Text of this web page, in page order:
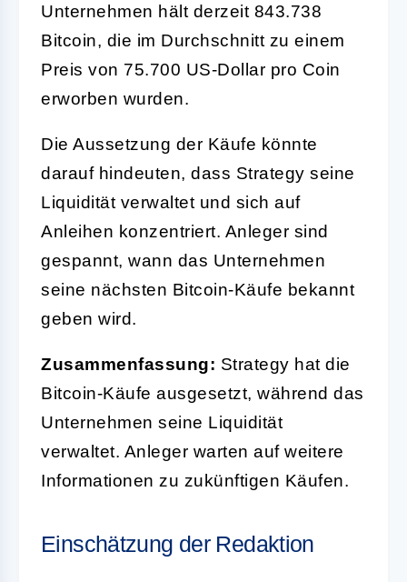
Unternehmen hält derzeit 843.738
Bitcoin, die im Durchschnitt zu einem
Preis von 75.700 US-Dollar pro Coin
erworben wurden.
Die Aussetzung der Käufe könnte
darauf hindeuten, dass Strategy seine
Liquidität verwaltet und sich auf
Anleihen konzentriert. Anleger sind
gespannt, wann das Unternehmen
seine nächsten Bitcoin-Käufe bekannt
geben wird.
Zusammenfassung: Strategy hat die
Bitcoin-Käufe ausgesetzt, während das
Unternehmen seine Liquidität
verwaltet. Anleger warten auf weitere
Informationen zu zukünftigen Käufen.
Einschätzung der Redaktion